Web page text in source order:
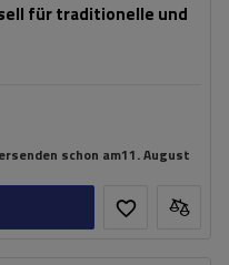
für traditionelle und
schon am11. August